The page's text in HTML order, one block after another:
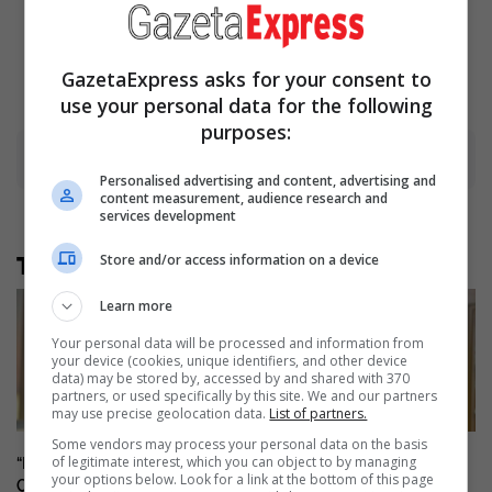
Years
Brainberries
Të tjera nga rubrika
“Pse bash Vjosa Osmani?”, Arifi:
Çka ka Lumir Abdixhiku që
Abazi: Kurti ka për qëllim
shkatërrimin e oponencës
GazetaExpress asks for your consent to
use your personal data for the following
purposes:
Personalised advertising and content, advertising and
content measurement, audience research and
services development
Store and/or access information on a device
Learn more
Your personal data will be processed and information from
your device (cookies, unique identifiers, and other device
data) may be stored by, accessed by and shared with 370
partners, or used specifically by this site. We and our partners
may use precise geolocation data. List of partners.
Some vendors may process your personal data on the basis
of legitimate interest, which you can object to by managing
your options below. Look for a link at the bottom of this page